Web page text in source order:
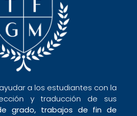
a los estudiantes con la
y traducción de sus
grado, trabajos de fin de